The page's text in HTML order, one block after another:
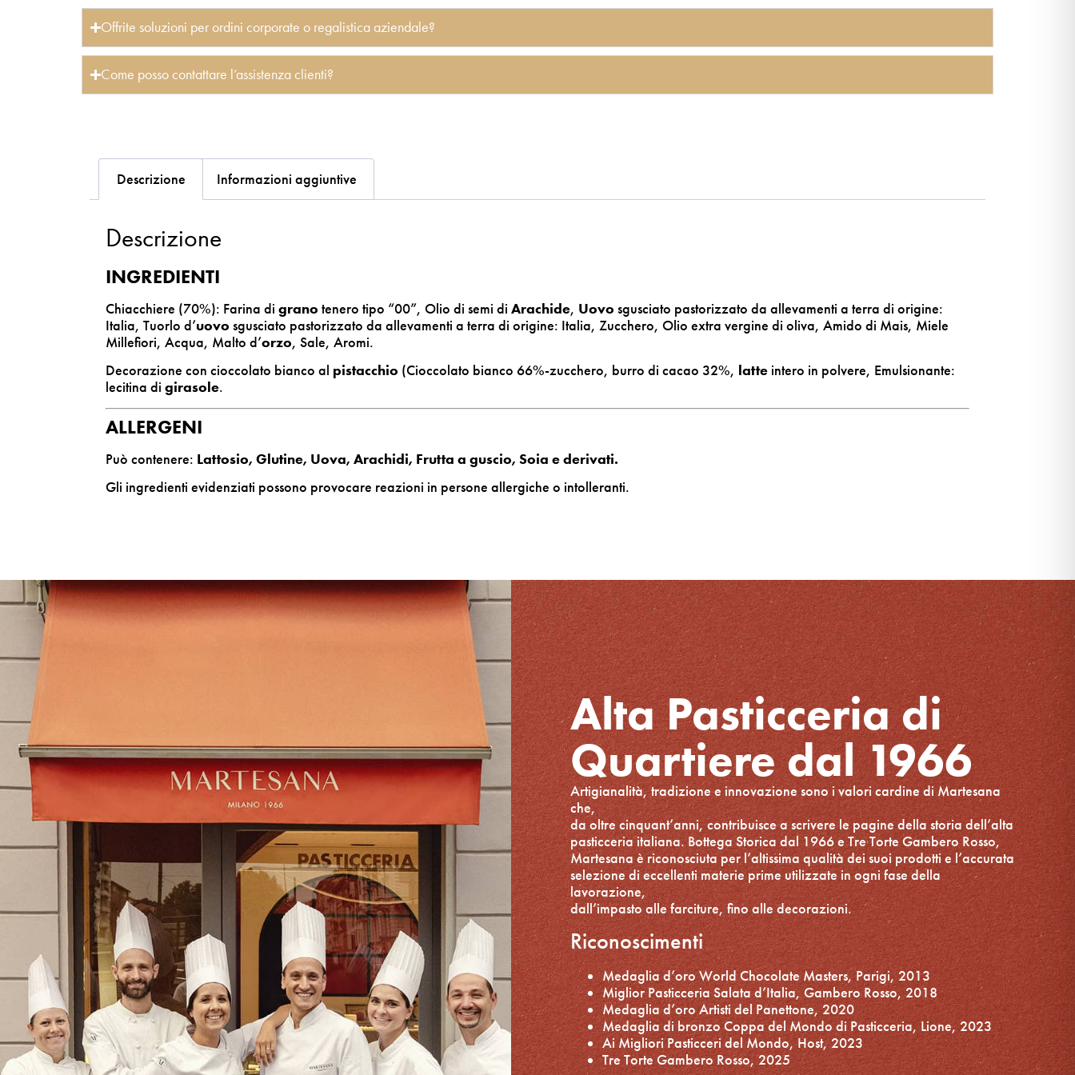
Offrite soluzioni per ordini corporate o regalistica aziendale?
Come posso contattare l’assistenza clienti?
Descrizione Informazioni aggiuntive
Descrizione
INGREDIENTI
Chiacchiere (70%): Farina di grano tenero tipo “00”, Olio di semi di Arachide, Uovo sgusciato pastorizzato da allevamenti a terra di origine:
Italia, Tuorlo d’uovo sgusciato pastorizzato da allevamenti a terra di origine: Italia, Zucchero, Olio extra vergine di oliva, Amido di Mais, Miele
Millefiori, Acqua, Malto d’orzo, Sale, Aromi.
Decorazione con cioccolato bianco al pistacchio (Cioccolato bianco 66%-zucchero, burro di cacao 32%, latte intero in polvere, Emulsionante:
lecitina di girasole.
ALLERGENI
Può contenere: Lattosio, Glutine, Uova, Arachidi, Frutta a guscio, Soia e derivati.
Gli ingredienti evidenziati possono provocare reazioni in persone allergiche o intolleranti.
Alta Pasticceria di
Quartiere dal 1966
Artigianalità, tradizione e innovazione sono i valori cardine di Martesana
che,
da oltre cinquant’anni, contribuisce a scrivere le pagine della storia dell’alta
pasticceria italiana. Bottega Storica dal 1966 e Tre Torte Gambero Rosso,
Martesana è riconosciuta per l’altissima qualità dei suoi prodotti e l’accurata
selezione di eccellenti materie prime utilizzate in ogni fase della
lavorazione,
dall’impasto alle farciture, fino alle decorazioni.
Riconoscimenti
Medaglia d’oro World Chocolate Masters, Parigi, 2013
Miglior Pasticceria Salata d’Italia, Gambero Rosso, 2018
Medaglia d’oro Artisti del Panettone, 2020
Medaglia di bronzo Coppa del Mondo di Pasticceria, Lione, 2023
Ai Migliori Pasticceri del Mondo, Host, 2023
Tre Torte Gambero Rosso, 2025